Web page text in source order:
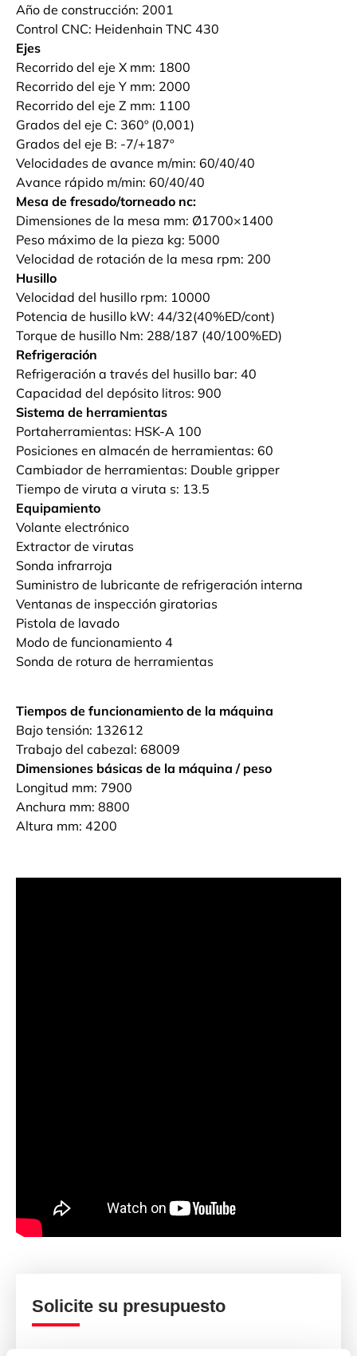
Año de construcción: 2001
Control CNC: Heidenhain TNC 430
Ejes
Recorrido del eje X mm: 1800
Recorrido del eje Y mm: 2000
Recorrido del eje Z mm: 1100
Grados del eje C: 360º (0,001)
Grados del eje B: -7/+187º
Velocidades de avance m/min: 60/40/40
Avance rápido m/min: 60/40/40
Mesa de fresado/torneado nc:
Dimensiones de la mesa mm: Ø1700×1400
Peso máximo de la pieza kg: 5000
Velocidad de rotación de la mesa rpm: 200
Husillo
Velocidad del husillo rpm: 10000
Potencia de husillo kW: 44/32(40%ED/cont)
Torque de husillo Nm: 288/187 (40/100%ED)
Refrigeración
Refrigeración a través del husillo bar: 40
Capacidad del depósito litros: 900
Sistema de herramientas
Portaherramientas: HSK-A 100
Posiciones en almacén de herramientas: 60
Cambiador de herramientas: Double gripper
Tiempo de viruta a viruta s: 13.5
Equipamiento
Volante electrónico
Extractor de virutas
Sonda infrarroja
Suministro de lubricante de refrigeración interna
Ventanas de inspección giratorias
Pistola de lavado
Modo de funcionamiento 4
Sonda de rotura de herramientas
Tiempos de funcionamiento de la máquina
Bajo tensión: 132612
Trabajo del cabezal: 68009
Dimensiones básicas de la máquina / peso
Longitud mm: 7900
Anchura mm: 8800
Altura mm: 4200
Solicite su presupuesto